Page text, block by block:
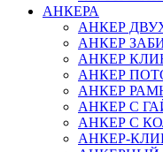
АНКЕРА
АНКЕР
АНКЕР
АНКЕР
АНКЕР
АНКЕР
АНКЕР С
АНКЕР С
АНКЕР-